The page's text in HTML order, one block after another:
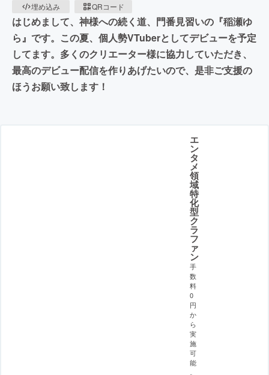
埋め込み
QRコード
はじめまして、神様への続く道、門番見習いの『稲瀬ゆ
ら』です。この夏、個人勢VTuberとしてデビューを予定
してます。多くのクリエーター様に協力していただき、
最高のデビュー配信を作りあげたいので、是非ご支援の
ほうお願い致します！
エ
ン
タ
メ
領
域
特
化
型
ク
ラ
フ
ァ
ン
手
数
料
0
円
か
ら
実
施
可
能